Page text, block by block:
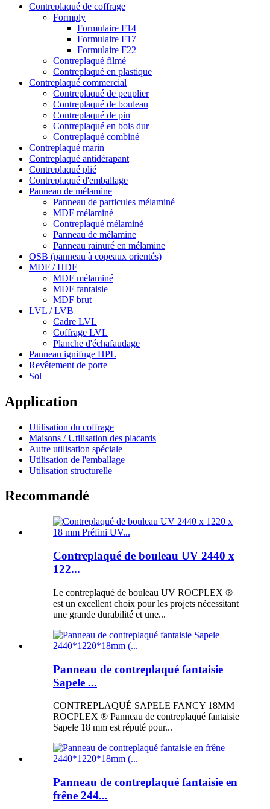
Contreplaqué de coffrage
Formply
Formulaire F14
Formulaire F17
Formulaire F22
Contreplaqué filmé
Contreplaqué en plastique
Contreplaqué commercial
Contreplaqué de peuplier
Contreplaqué de bouleau
Contreplaqué de pin
Contreplaqué en bois dur
Contreplaqué combiné
Contreplaqué marin
Contreplaqué antidérapant
Contreplaqué plié
Contreplaqué d'emballage
Panneau de mélamine
Panneau de particules mélaminé
MDF mélaminé
Contreplaqué mélaminé
Panneau de mélamine
Panneau rainuré en mélamine
OSB (panneau à copeaux orientés)
MDF / HDF
MDF mélaminé
MDF fantaisie
MDF brut
LVL / LVB
Cadre LVL
Coffrage LVL
Planche d'échafaudage
Panneau ignifuge HPL
Revêtement de porte
Sol
Application
Utilisation du coffrage
Maisons / Utilisation des placards
Autre utilisation spéciale
Utilisation de l'emballage
Utilisation structurelle
Recommandé
Contreplaqué de bouleau UV 2440 x
122...
Le contreplaqué de bouleau UV ROCPLEX ®
est un excellent choix pour les projets nécessitant
une grande durabilité et une...
Panneau de contreplaqué fantaisie
Sapele ...
CONTREPLAQUÉ SAPELE FANCY 18MM
ROCPLEX ® Panneau de contreplaqué fantaisie
Sapele 18 mm est réputé pour...
Panneau de contreplaqué fantaisie en
frêne 244...